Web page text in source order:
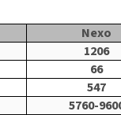
Nexo
1206
66
547
5760-